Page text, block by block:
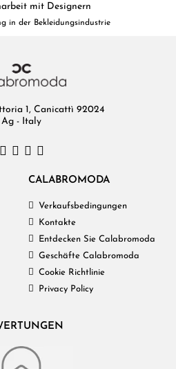
mit Designern
in der Bekleidungsindustrie
1, Canicattì 92024
Ag - Italy
CALABROMODA
Verkaufsbedingungen
Kontakte
Entdecken Sie Calabromoda
Geschäfte Calabromoda
Cookie Richtlinie
Privacy Policy